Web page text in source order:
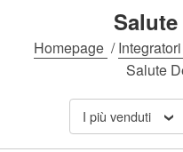
Homepage /Integratori
Salute
I più venduti